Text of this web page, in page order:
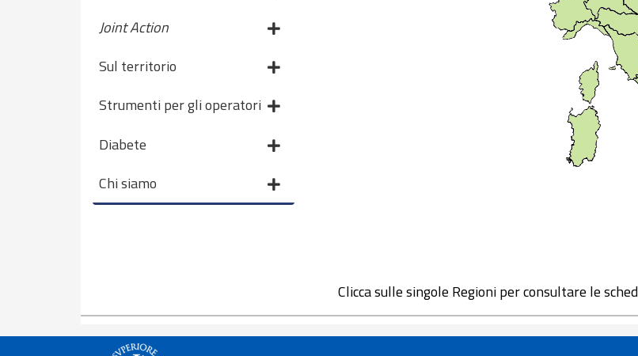
Joint Action
Sul territorio
Strumenti per gli operatori
Diabete
Chi siamo
Clicca sulle singole Regioni per consultare le